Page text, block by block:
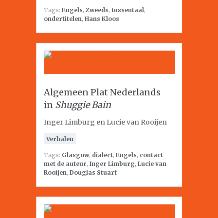
Tags: Engels, Zweeds, tussentaal,
ondertitelen, Hans Kloos
Algemeen Plat Nederlands
in Shuggie Bain
Inger Limburg en Lucie van Rooijen
Verhalen
Tags: Glasgow, dialect, Engels, contact
met de auteur, Inger Limburg, Lucie van
Rooijen, Douglas Stuart